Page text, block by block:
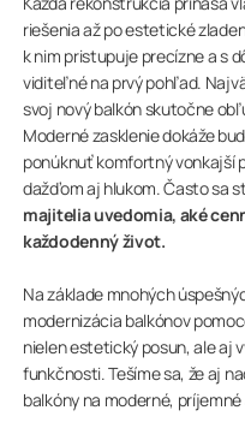
riešenia až po estetické
k nim pristupuje precízne a s
viditeľné na prvý pohľad.
svoj nový balkón skutočne
Moderné zasklenie dokáže
ponúknuť komfortný vonkajší
dažďom aj hlukom. Často sa
majitelia uvedomia, aké
každodenný život.
Na základe mnohých
modernizácia balkónov
nielen estetický posun, ale aj
funkčnosti. Tešíme sa, že aj
balkóny na moderné,